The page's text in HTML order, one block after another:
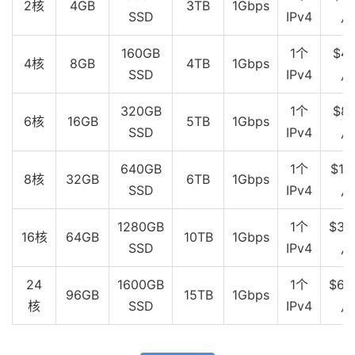
2核 4GB
SSD
3TB 1Gbps
IPv4
月
4核 8GB
160GB
SSD
4TB 1Gbps
1个
IPv4
月
6核 16GB
320GB
SSD
5TB 1Gbps
1个
IPv4
月
8核 32GB
640GB
SSD
6TB 1Gbps
1个
IPv4
月
16核 64GB
1280GB
SSD
10TB 1Gbps
1个
IPv4
月
24
核
96GB
1600GB
SSD
15TB 1Gbps
1个
IPv4
月